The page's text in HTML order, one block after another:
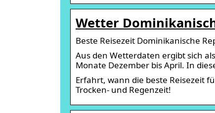
Wetter
Beste Reisezeit Dominikanische
Aus den Wetterdaten ergibt sich
Monate Dezember bis April. In
Erfahrt, wann die beste Reisezeit
Trocken- und Regenzeit!